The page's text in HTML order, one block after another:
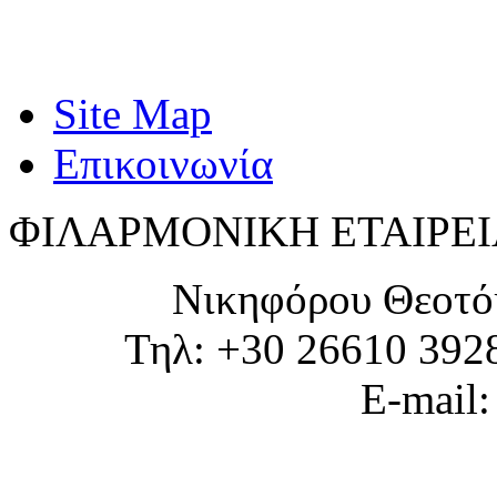
Site Map
Επικοινωνία
ΦΙΛΑΡΜΟΝΙΚΗ
Νικηφόρου
Τηλ: +30 26610
E-